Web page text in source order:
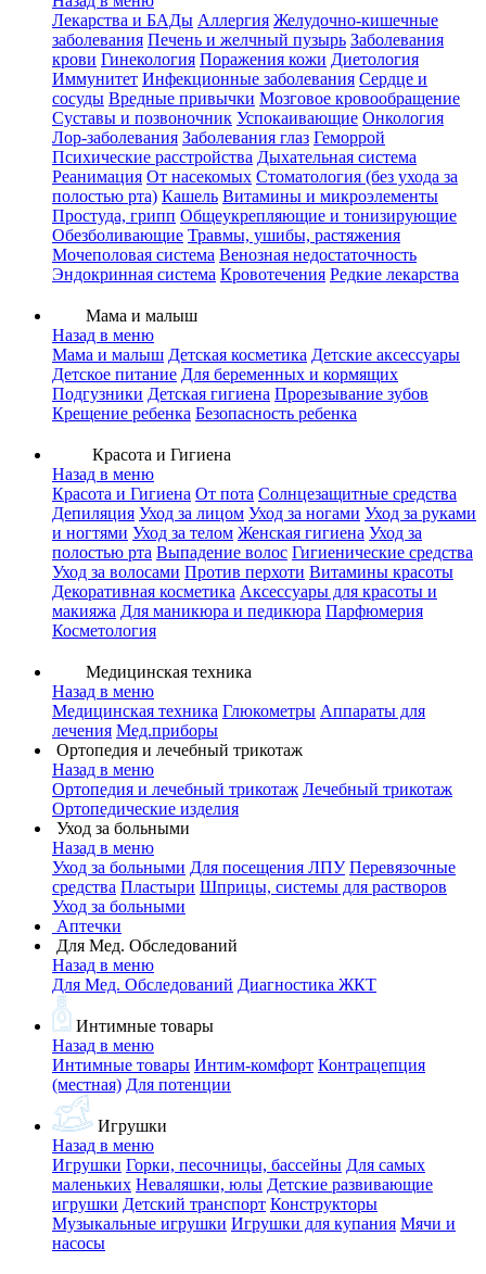
Лекарства и БАДы Аллергия Желудочно-кишечные
заболевания Печень и желчный пузырь Заболевания
крови Гинекология Поражения кожи Диетология
Иммунитет Инфекционные заболевания Сердце и
сосуды Вредные привычки Мозговое кровообращение
Суставы и позвоночник Успокаивающие Онкология
Лор-заболевания Заболевания глаз Геморрой
Психические расстройства Дыхательная система
Реанимация От насекомых Стоматология (без ухода за
полостью рта) Кашель Витамины и микроэлементы
Простуда, грипп Общеукрепляющие и тонизирующие
Обезболивающие Травмы, ушибы, растяжения
Мочеполовая система Венозная недостаточность
Эндокринная система Кровотечения Редкие лекарства
Мама и малыш
Назад в меню
Мама и малыш Детская косметика Детские аксессуары
Детское питание Для беременных и кормящих
Подгузники Детская гигиена Прорезывание зубов
Крещение ребенка Безопасность ребенка
Красота и Гигиена
Назад в меню
Красота и Гигиена От пота Солнцезащитные средства
Депиляция Уход за лицом Уход за ногами Уход за руками
и ногтями Уход за телом Женская гигиена Уход за
полостью рта Выпадение волос Гигиенические средства
Уход за волосами Против перхоти Витамины красоты
Декоративная косметика Аксессуары для красоты и
макияжа Для маникюра и педикюра Парфюмерия
Косметология
Медицинская техника
Назад в меню
Медицинская техника Глюкометры Аппараты для
лечения Мед.приборы
Ортопедия и лечебный трикотаж
Назад в меню
Ортопедия и лечебный трикотаж Лечебный трикотаж
Ортопедические изделия
Уход за больными
Назад в меню
Уход за больными Для посещения ЛПУ Перевязочные
средства Пластыри Шприцы, системы для растворов
Уход за больными
Аптечки
Для Мед. Обследований
Назад в меню
Для Мед. Обследований Диагностика ЖКТ
Интимные товары
Назад в меню
Интимные товары Интим-комфорт Контрацепция
(местная) Для потенции
Игрушки
Назад в меню
Игрушки Горки, песочницы, бассейны Для самых
маленьких Неваляшки, юлы Детские развивающие
игрушки Детский транспорт Конструкторы
Музыкальные игрушки Игрушки для купания Мячи и
насосы